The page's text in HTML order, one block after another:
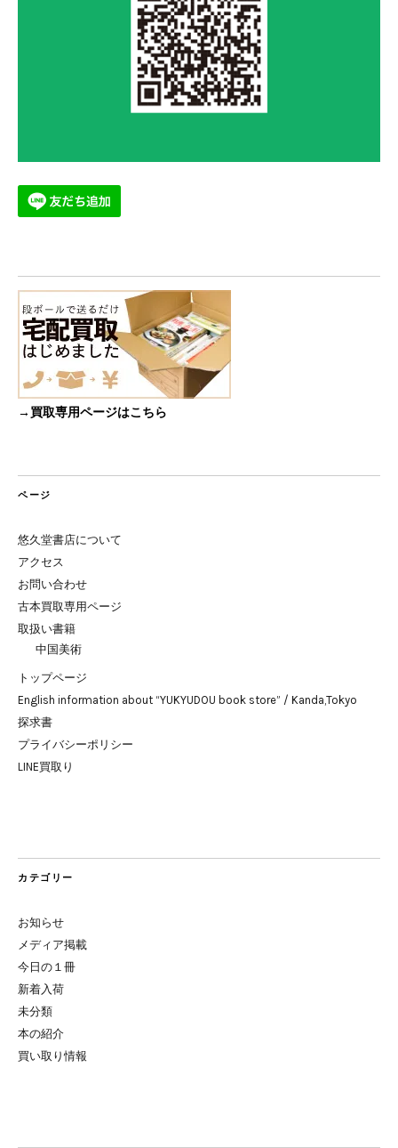
→買取専用ページはこちら
ページ
悠久堂書店について
アクセス
お問い合わせ
古本買取専用ページ
取扱い書籍
中国美術
トップページ
English information about “YUKYUDOU book store” / Kanda,Tokyo
探求書
プライバシーポリシー
LINE買取り
カテゴリー
お知らせ
メディア掲載
今日の１冊
新着入荷
未分類
本の紹介
買い取り情報